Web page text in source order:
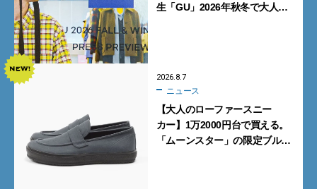
生「GU」2026年秋冬で大人メ
2026.8.7
ニュース
【大人のローファースニー
カー】1万2000円台で買える。
「ムーンスター」の限定ブルー